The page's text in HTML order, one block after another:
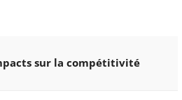
sur la compétitivité